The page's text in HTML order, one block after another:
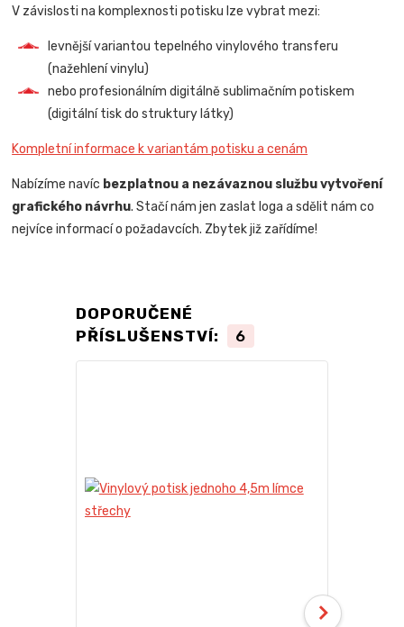
V závislosti na komplexnosti potisku lze vybrat mezi:
levnější variantou tepelného vinylového transferu
(nažehlení vinylu)
nebo profesionálním digitálně sublimačním potiskem
(digitální tisk do struktury látky)
Kompletní informace k variantám potisku a cenám
Nabízíme navíc bezplatnou a nezávaznou službu vytvoření
grafického návrhu. Stačí nám jen zaslat loga a sdělit nám co
nejvíce informací o požadavcích. Zbytek již zařídíme!
DOPORUČENÉ
PŘÍSLUŠENSTVÍ:
6